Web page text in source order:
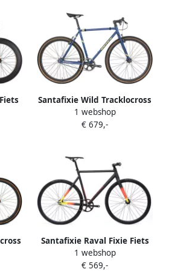
Santafixie Wild Tracklocross
Fixie Fiets Navy
1 webshop
€ 679,-
Santafixie Raval Fixie Fiets
Black Sunset
1 webshop
€ 569,-